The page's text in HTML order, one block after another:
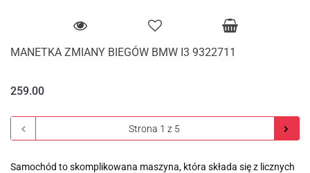
MANETKA ZMIANY BIEGÓW BMW I3 9322711
259.00
Samochód to skomplikowana maszyna, która składa się z licznych